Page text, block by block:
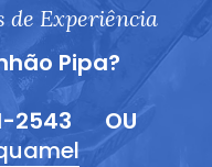
de Experiência
Pipa?
2543
OU